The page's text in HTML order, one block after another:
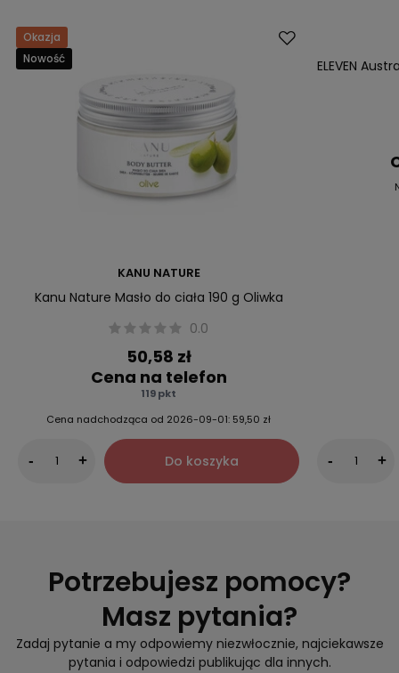
Okazja
Nowość
KANU NATURE
Kanu Nature Masło do ciała 190 g Oliwka
0.0
50,58 zł
119 pkt
Cena na telefon
Cena nadchodząca od 2026-09-01: 59,50 zł
- + Do koszyka
ELEVEN
- +
Potrzebujesz pomocy?
Masz pytania?
Zadaj pytanie a my odpowiemy niezwłocznie, najciekawsze
pytania i odpowiedzi publikując dla innych.